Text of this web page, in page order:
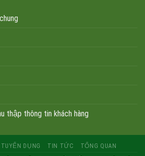
thập thông tin khách hàng
TUYỂN DỤNG TIN TỨC TỔNG QUAN